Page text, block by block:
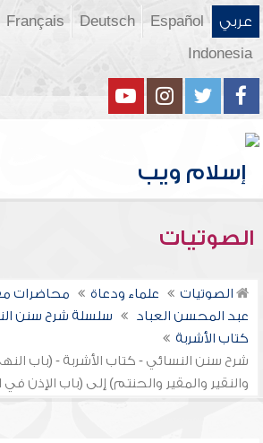
عربي Español
Deutsch
Français
Indonesia
الصوتيات
الصوتيات علماء ودعاة
محاضرات
عبد المحسن العباد
سلسلة شرح سنن
كتاب الأشربة
شرح سنن النسائي - كتاب الأشربة - (باب
والنقير والمقير والحنتم) إلى (باب الإذن